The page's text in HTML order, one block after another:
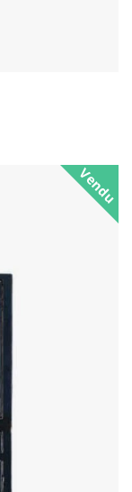
Vendu